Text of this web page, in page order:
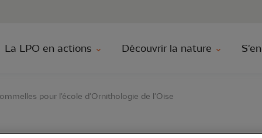
Aller à la
La LPO en actions Découvrir la nature
pour l'école d'Ornithologie de l'Oise